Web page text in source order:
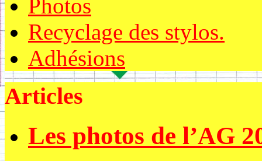
Photos
Recyclage des stylos.
Adhésions
Articles
Les photos de l’AG